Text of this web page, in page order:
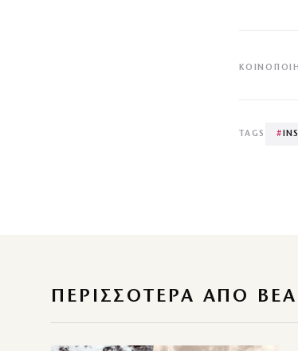
TAGS #
ΠΕΡΙΣΣΌΤΕΡΑ ΑΠΌ